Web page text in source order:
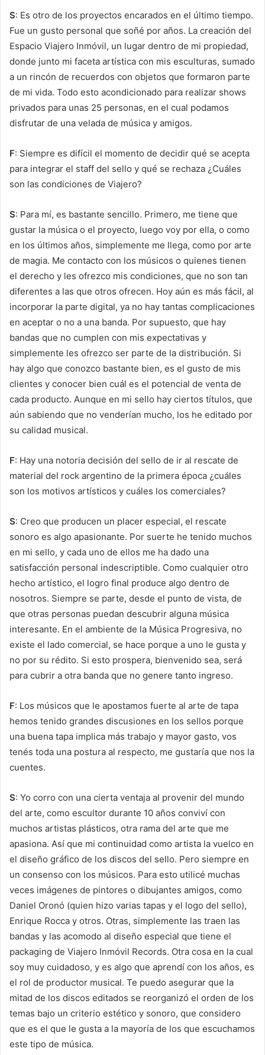
S: Es otro de los proyectos encarados en el último tiempo.
Fue un gusto personal que soñé por años. La creación del
Espacio Viajero Inmóvil, un lugar dentro de mi propiedad,
donde junto mi faceta artística con mis esculturas, sumado
a un rincón de recuerdos con objetos que formaron parte
de mi vida. Todo esto acondicionado para realizar shows
privados para unas 25 personas, en el cual podamos
disfrutar de una velada de música y amigos.
F: Siempre es difícil el momento de decidir qué se acepta
para integrar el staff del sello y qué se rechaza ¿Cuáles
son las condiciones de Viajero?
S: Para mí, es bastante sencillo. Primero, me tiene que
gustar la música o el proyecto, luego voy por ella, o como
en los últimos años, simplemente me llega, como por arte
de magia. Me contacto con los músicos o quienes tienen
el derecho y les ofrezco mis condiciones, que no son tan
diferentes a las que otros ofrecen. Hoy aún es más fácil, al
incorporar la parte digital, ya no hay tantas complicaciones
en aceptar o no a una banda. Por supuesto, que hay
bandas que no cumplen con mis expectativas y
simplemente les ofrezco ser parte de la distribución. Si
hay algo que conozco bastante bien, es el gusto de mis
clientes y conocer bien cuál es el potencial de venta de
cada producto. Aunque en mi sello hay ciertos títulos, que
aún sabiendo que no venderían mucho, los he editado por
su calidad musical.
F: Hay una notoria decisión del sello de ir al rescate de
material del rock argentino de la primera época ¿cuáles
son los motivos artísticos y cuáles los comerciales?
S: Creo que producen un placer especial, el rescate
sonoro es algo apasionante. Por suerte he tenido muchos
en mi sello, y cada uno de ellos me ha dado una
satisfacción personal indescriptible. Como cualquier otro
hecho artístico, el logro final produce algo dentro de
nosotros. Siempre se parte, desde el punto de vista, de
que otras personas puedan descubrir alguna música
interesante. En el ambiente de la Música Progresiva, no
existe el lado comercial, se hace porque a uno le gusta y
no por su rédito. Si esto prospera, bienvenido sea, será
para cubrir a otra banda que no genere tanto ingreso.
F: Los músicos que le apostamos fuerte al arte de tapa
hemos tenido grandes discusiones en los sellos porque
una buena tapa implica más trabajo y mayor gasto, vos
tenés toda una postura al respecto, me gustaría que nos la
cuentes.
S: Yo corro con una cierta ventaja al provenir del mundo
del arte, como escultor durante 10 años conviví con
muchos artistas plásticos, otra rama del arte que me
apasiona. Así que mi continuidad como artista la vuelco en
el diseño gráfico de los discos del sello. Pero siempre en
un consenso con los músicos. Para esto utilicé muchas
veces imágenes de pintores o dibujantes amigos, como
Daniel Oronó (quien hizo varias tapas y el logo del sello),
Enrique Rocca y otros. Otras, simplemente las traen las
bandas y las acomodo al diseño especial que tiene el
packaging de Viajero Inmóvil Records. Otra cosa en la cual
soy muy cuidadoso, y es algo que aprendí con los años, es
el rol de productor musical. Te puedo asegurar que la
mitad de los discos editados se reorganizó el orden de los
temas bajo un criterio estético y sonoro, que considero
que es el que le gusta a la mayoría de los que escuchamos
este tipo de música.